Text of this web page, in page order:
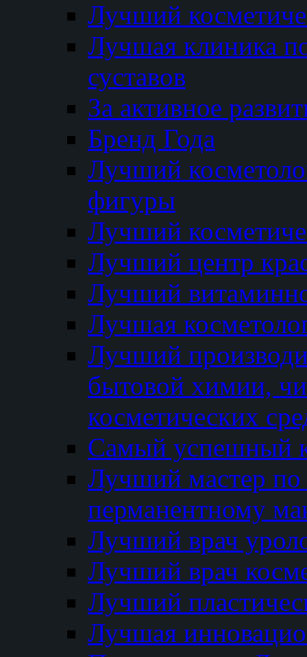
Лучший
Лучшая клиника
суставов
За активное
Бренд Года
Лучший
фигуры
Лучший
Лучший центр
Лучший
Лучшая
Лучший
бытовой химии,
косметических
Самый успешный
Лучший мастер по
перманентному
Лучший врач
Лучший врач
Лучший
Лучшая